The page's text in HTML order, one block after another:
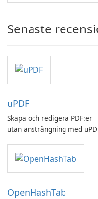
Senaste
uPDF
Skapa och redigera PDF:er
utan ansträngning med
OpenHashTab